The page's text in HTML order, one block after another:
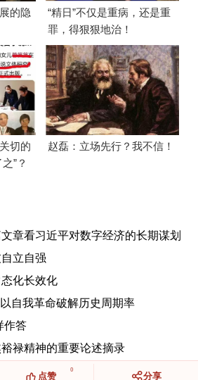
的隐
“精日”不仅是重病，还是重
罪，得狠狠地治！
切的
”？
赵磊：立场先行？我不信！
章看习近平对数字经济的长期谋划
立自强
化长效化
自我革命破解历史周期率
作答
禄精神的重要论述摘录
0
点赞 分享